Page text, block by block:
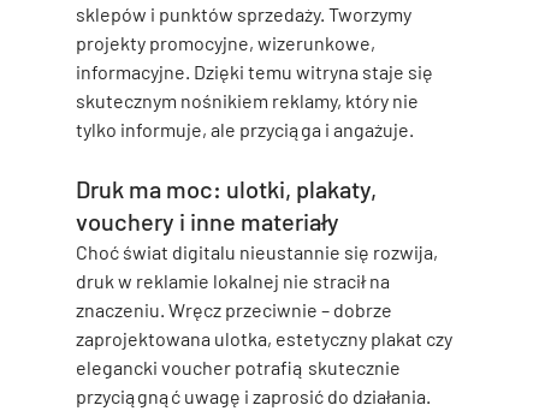
sklepów i punktów sprzedaży. Tworzymy
projekty promocyjne, wizerunkowe,
informacyjne. Dzięki temu witryna staje się
skutecznym nośnikiem reklamy, który nie
tylko informuje, ale przyciąga i angażuje.
Druk ma moc: ulotki, plakaty,
vouchery i inne materiały
Choć świat digitalu nieustannie się rozwija,
druk w reklamie lokalnej nie stracił na
znaczeniu. Wręcz przeciwnie – dobrze
zaprojektowana ulotka, estetyczny plakat czy
elegancki voucher potrafią skutecznie
przyciągnąć uwagę i zaprosić do działania.